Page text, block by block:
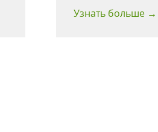
Узнать больше →